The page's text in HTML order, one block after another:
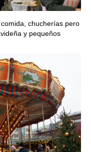
chucherías pero
y pequeños